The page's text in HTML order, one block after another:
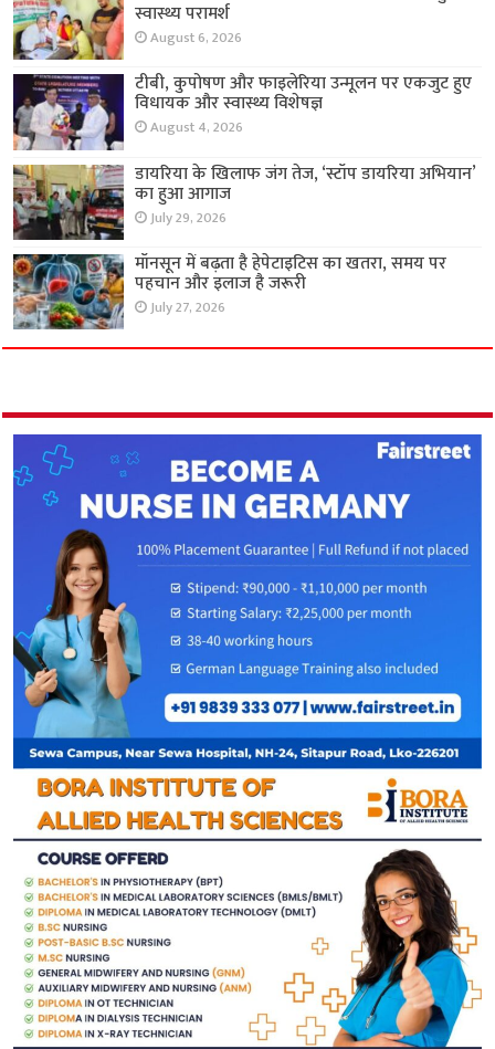
स्वास्थ्य परामर्श
August 6, 2026
टीबी, कुपोषण और फाइलेरिया उन्मूलन पर एकजुट हुए
विधायक और स्वास्थ्य विशेषज्ञ
August 4, 2026
डायरिया के खिलाफ जंग तेज, ‘स्टॉप डायरिया अभियान’
का हुआ आगाज
July 29, 2026
मॉनसून में बढ़ता है हेपेटाइटिस का खतरा, समय पर
पहचान और इलाज है जरूरी
July 27, 2026